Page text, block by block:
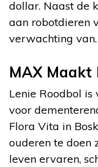
dollar. Naast de
aan robotdieren
verwachting van.
MAX Maakt
Lenie Roodbol
voor
Flora Vita in
ouderen te
leven ervaren,